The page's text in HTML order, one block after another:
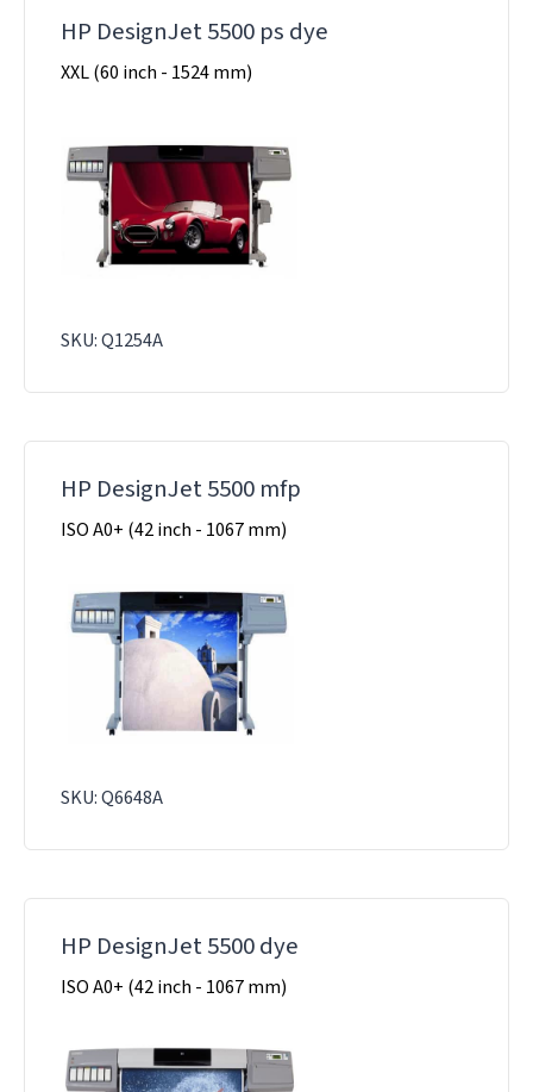
HP DesignJet 5500 ps dye
XXL (60 inch - 1524 mm)
SKU: Q1254A
HP DesignJet 5500 mfp
ISO A0+ (42 inch - 1067 mm)
SKU: Q6648A
HP DesignJet 5500 dye
ISO A0+ (42 inch - 1067 mm)